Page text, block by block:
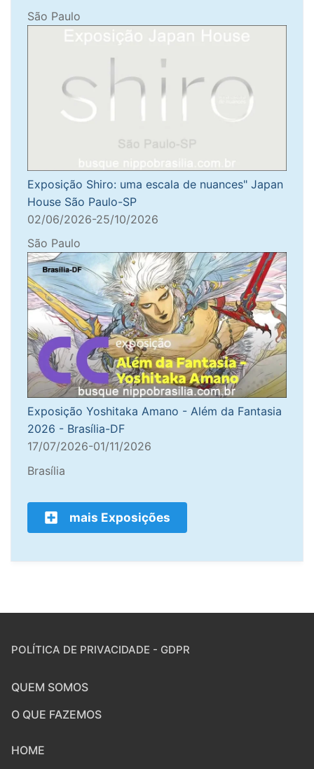
São Paulo
Exposição Shiro: uma escala de nuances" Japan
House São Paulo-SP
02/06/2026-25/10/2026
São Paulo
Exposição Yoshitaka Amano - Além da Fantasia
2026 - Brasília-DF
17/07/2026-01/11/2026
Brasília
mais Exposições
POLÍTICA DE PRIVACIDADE - GDPR
QUEM SOMOS
O QUE FAZEMOS
HOME